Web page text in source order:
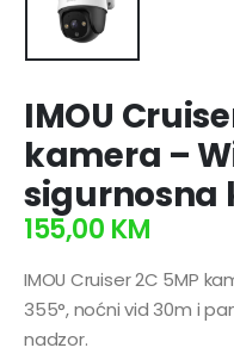
IMOU
kamera –
sigurnosna
155,00 KM
IMOU Cruiser 2C 5MP
355°, noćni vid 30m i
nadzor.